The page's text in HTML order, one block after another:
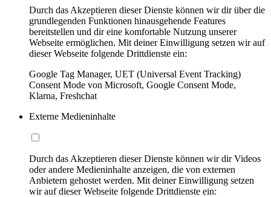
Durch das Akzeptieren dieser Dienste können wir dir über die
grundlegenden Funktionen hinausgehende Features
bereitstellen und dir eine komfortable Nutzung unserer
Webseite ermöglichen. Mit deiner Einwilligung setzen wir auf
dieser Webseite folgende Drittdienste ein:
Google Tag Manager, UET (Universal Event Tracking)
Consent Mode von Microsoft, Google Consent Mode,
Klarna, Freshchat
Externe Medieninhalte
Durch das Akzeptieren dieser Dienste können wir dir Videos
oder andere Medieninhalte anzeigen, die von externen
Anbietern gehostet werden. Mit deiner Einwilligung setzen
wir auf dieser Webseite folgende Drittdienste ein: